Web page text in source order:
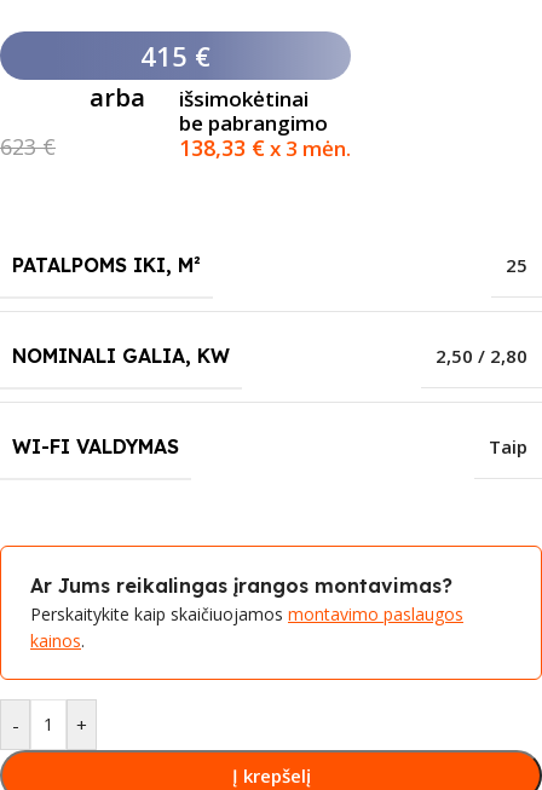
415 €
623 €
arba
išsimokėtinai
be pabrangimo
138,33 €x 3 mėn.
PATALPOMS IKI, M² 25
NOMINALI GALIA, KW 2,50 / 2,80
WI-FI VALDYMAS Taip
Ar Jums reikalingas įrangos montavimas?
Perskaitykite kaip skaičiuojamos montavimo paslaugos
kainos.
- +
Į krepšelį